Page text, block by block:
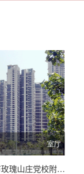
室厅
奉节玫瑰山庄党校附近/70.00 平米